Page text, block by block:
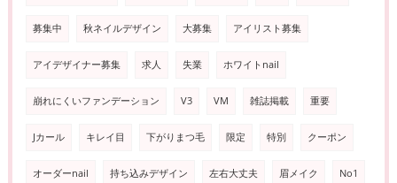
募集中 秋ネイルデザイン 大募集 アイリスト募集
アイデザイナー募集 求人 失業 ホワイトnail
崩れにくいファンデーション V3 VM 雑誌掲載 重要
Jカール キレイ目 下がりまつ毛 限定 特別 クーポン
オーダーnail 持ち込みデザイン 左右大丈夫 眉メイク No1